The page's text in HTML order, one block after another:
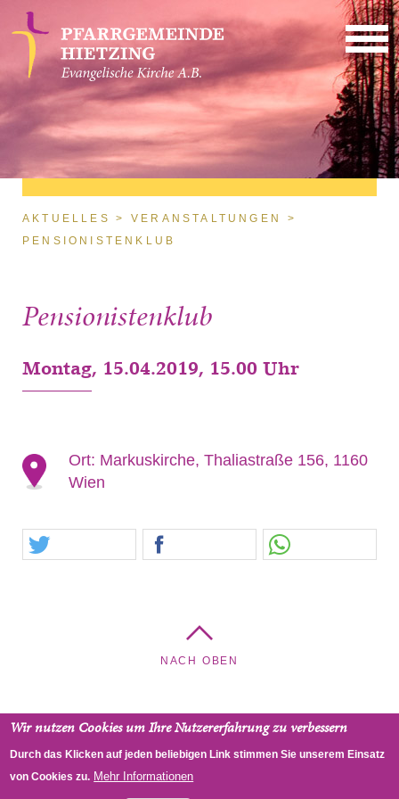
Wir nutzen Cookies um Ihre Nutzererfahrung zu verbessern
Durch das Klicken auf jeden beliebigen Link stimmen Sie unserem Einsatz
von Cookies zu. Mehr Informationen
Direkt zum Inhalt
Sie sind hier
AKTUELLES
VERANSTALTUNGEN
PENSIONISTENKLUB
Pensionistenklub
Montag, 15.04.2019, 15.00 Uhr
Ort: Markuskirche, Thaliastraße 156, 1160
Wien
NACH OBEN
Kreuzkirche - Pfarrgemeinde Hietzing, Cumberlandstraße
48, 1140 Wien, Österreich